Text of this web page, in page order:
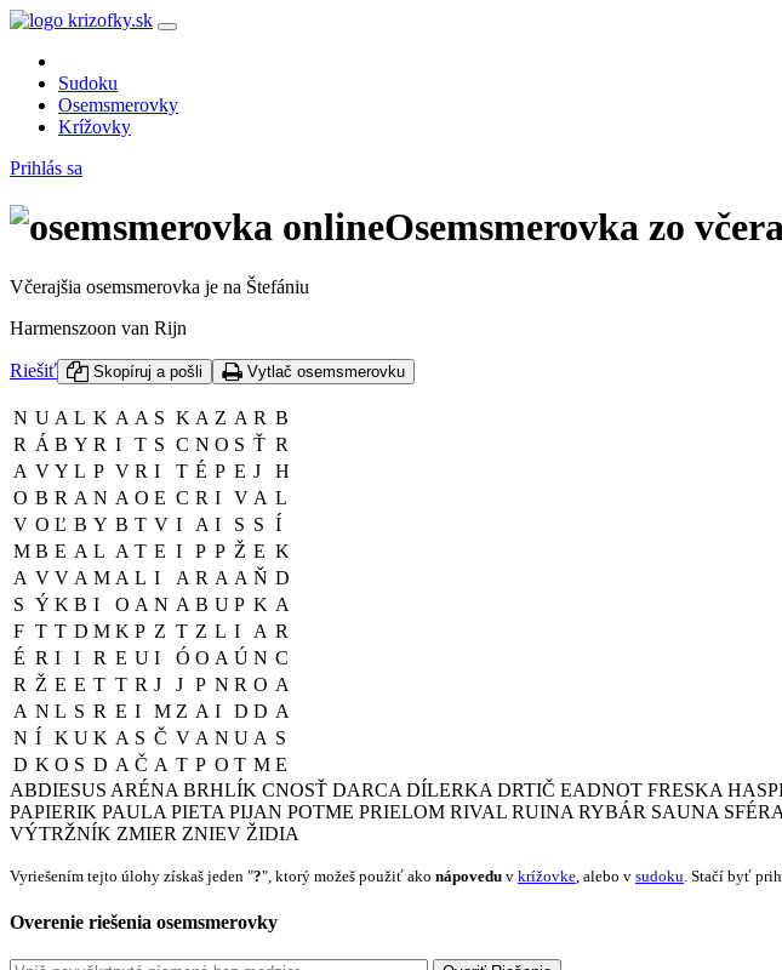
Sudoku
Osemsmerovky
Krížovky
Prihlás sa
Osemsmerovka zo
Včerajšia osemsmerovka je na Štefániu
Harmenszoon van Rijn
Riešiť Skopíruj a pošli Vytlač osemsmerovku
N U A L K A A S K A Z A R B
R Á B Y R I T S C N O S Ť R
A V Y L P V R I T É P E J
H
O B R A N A O E C R I V A L
V O Ľ B Y B T V I A I S S Í
M B E A L A T E I P P Ž E K
A V V A M A L I A R A A Ň D
S Ý K B I O A N A B U P K A
F T T D M K P Z T Z L I A R
É R I I R E U I Ó O A Ú N C
R Ž E E T T R J J P N R O A
A N L S R E I M Z A I D D A
N Í K U K A S Č V A N U A S
D K O S D A Č A T P O T M E
ABDIESUS ARÉNA BRHLÍK CNOSŤ DARCA DÍLERKA DRTIČ EADNOT FRESKA
PAPIERIK PAULA PIETA PIJAN POTME PRIELOM RIVAL RUINA RYBÁR SAUNA SFÉRA
VÝTRŽNÍK ZMIER ZNIEV ŽIDIA
Vyriešením tejto úlohy získaš jeden "?", ktorý možeš použiť ako nápovedu v krížovke , alebo v sudoku . Stačí byť
Overenie riešenia osemsmerovky